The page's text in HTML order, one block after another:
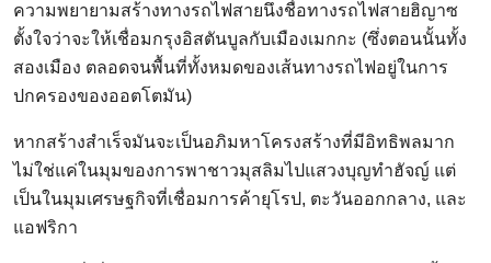
ความพยายามสร้างทางรถไฟสายนึงชื่อทางรถไฟสายฮิญาซ
ตั้งใจว่าจะให้เชื่อมกรุงอิสตันบูลกับเมืองเมกกะ (ซึ่งตอนนั้นทั้ง
สองเมือง ตลอดจนพื้นที่ทั้งหมดของเส้นทางรถไฟอยู่ในการ
ปกครองของออตโตมัน)
หากสร้างสำเร็จมันจะเป็นอภิมหาโครงสร้างที่มีอิทธิพลมาก
ไม่ใช่แค่ในมุมของการพาชาวมุสลิมไปแสวงบุญทำฮัจญ์ แต่
เป็นในมุมเศรษฐกิจที่เชื่อมการค้ายุโรป, ตะวันออกกลาง, และ
แอฟริกา